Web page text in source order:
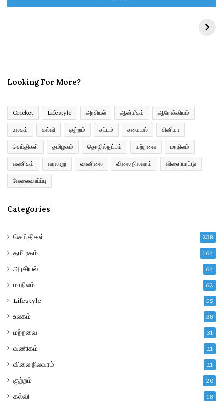
r
a
d
e
s
Looking For More?
Cricket Lifestyle அரசியல் ஆன்மீகம் ஆரோக்கியம்
உலகம் கல்வி குற்றம் சட்டம் சமையல் சினிமா
செய்திகள் தமிழகம் தொழில்நுட்பம் மற்றவை மாநிலம்
வணிகம் வரலாறு வானிலை விலை நிலவரம் விளையாட்டு
வேலைவாய்ப்பு
Categories
செய்திகள் 238
தமிழகம் 164
அரசியல் 64
மாநிலம் 62
Lifestyle 55
உலகம் 38
மற்றவை 31
வணிகம் 21
விலை நிலவரம் 21
குற்றம் 20
கல்வி 18